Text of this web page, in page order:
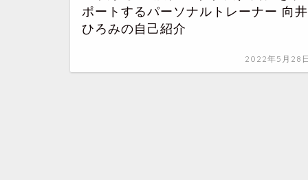
ポートするパーソナルトレーナー 向井
ひろみの自己紹介
2022年5月28